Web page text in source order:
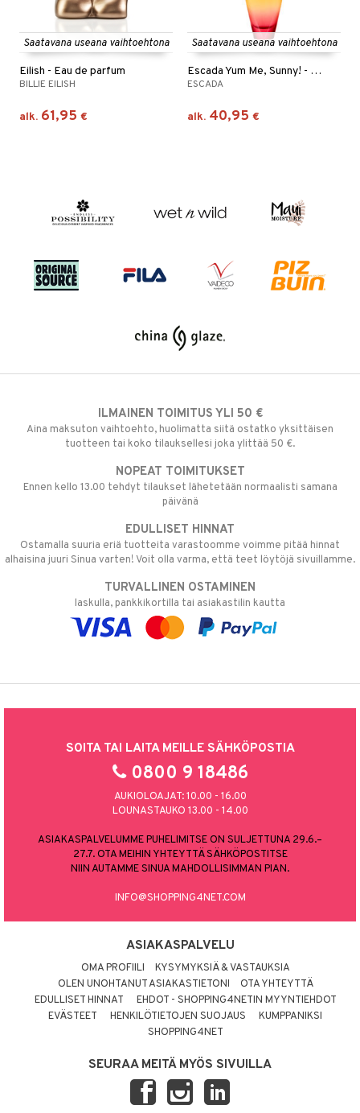
Saatavana useana vaihtoehtona
Eilish - Eau de parfum
BILLIE EILISH
alk. 61,95 €
Saatavana useana vaihtoehtona
Escada Yum Me, Sunny! - Eau de parfum
ESCADA
alk. 40,95 €
ILMAINEN TOIMITUS YLI 50 €
Aina maksuton vaihtoehto, huolimatta siitä ostatko yksittäisen
tuotteen tai koko tilauksellesi joka ylittää 50 €.
NOPEAT TOIMITUKSET
Ennen kello 13.00 tehdyt tilaukset lähetetään normaalisti samana
päivänä
EDULLISET HINNAT
Ostamalla suuria eriä tuotteita varastoomme voimme pitää hinnat
alhaisina juuri Sinua varten! Voit olla varma, että teet löytöjä sivuillamme.
TURVALLINEN OSTAMINEN
laskulla, pankkikortilla tai asiakastilin kautta
SOITA TAI LAITA MEILLE SÄHKÖPOSTIA
0800 9 18486
AUKIOLOAJAT: 10.00 - 16.00
LOUNASTAUKO 13.00 - 14.00
ASIAKASPALVELUMME PUHELIMITSE ON SULJETTUNA 29.6.–
27.7. OTA MEIHIN YHTEYTTÄ SÄHKÖPOSTITSE
NIIN AUTAMME SINUA MAHDOLLISIMMAN PIAN.
INFO@SHOPPING4NET.COM
ASIAKASPALVELU
OMA PROFIILI
KYSYMYKSIÄ & VASTAUKSIA
OLEN UNOHTANUT ASIAKASTIETONI
OTA YHTEYTTÄ
EDULLISET HINNAT
EHDOT - SHOPPING4NETIN MYYNTIEHDOT
EVÄSTEET
HENKILÖTIETOJEN SUOJAUS
KUMPPANIKSI
SHOPPING4NET
SEURAA MEITÄ MYÖS SIVUILLA